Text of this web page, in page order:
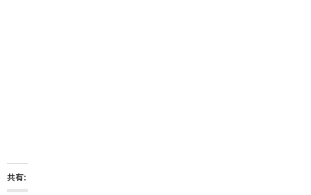
共有: